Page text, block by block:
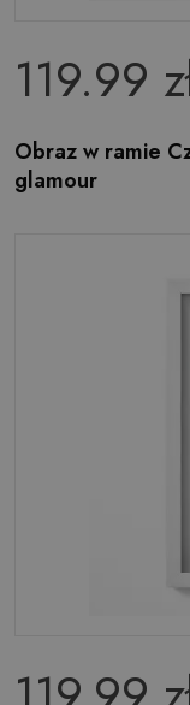
119.99
Obraz w ramie
glamour